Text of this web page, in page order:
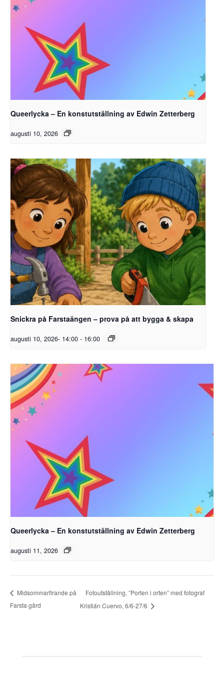
Queerlycka – En konstutställning av Edwin Zetterberg
augusti 10, 2026
Snickra på Farstaängen – prova på att bygga & skapa
augusti 10, 2026- 14:00 - 16:00
Queerlycka – En konstutställning av Edwin Zetterberg
augusti 11, 2026
Midsommarfirande på
Farsta gård
Fotoutställning, ”Porten i orten” med fotograf
Kristián Cuervo, 6/6-27/6